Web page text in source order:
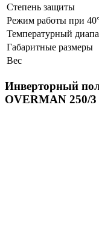
Степень защиты
Режим работы при
Температурный
Габаритные размеры
Вес
Инверторный
OVERMAN 250/